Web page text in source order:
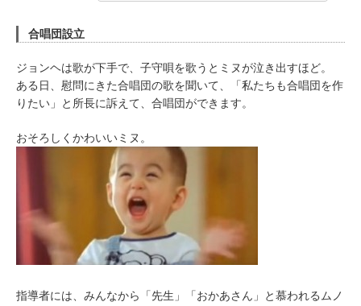
合唱団設立
ジョンヘは歌が下手で、子守唄を歌うとミヌが泣き出すほど。
ある日、慰問にきた合唱団の歌を聞いて、「私たちも合唱団を作
りたい」と所長に訴えて、合唱団ができます。
おそろしくかわいいミヌ。
指導者には、みんなから「先生」「おかあさん」と慕われるムノ